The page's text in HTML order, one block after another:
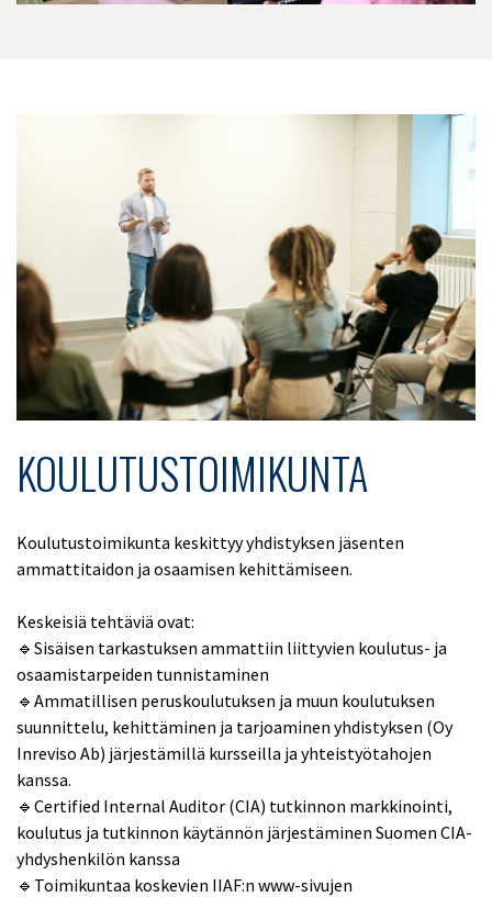
KOULUTUSTOIMIKUNTA
Koulutustoimikunta keskittyy yhdistyksen jäsenten
ammattitaidon ja osaamisen kehittämiseen.
Keskeisiä tehtäviä ovat:
🔹Sisäisen tarkastuksen ammattiin liittyvien koulutus- ja
osaamistarpeiden tunnistaminen
🔹Ammatillisen peruskoulutuksen ja muun koulutuksen
suunnittelu, kehittäminen ja tarjoaminen yhdistyksen (Oy
Inreviso Ab) järjestämillä kursseilla ja yhteistyötahojen
kanssa.
🔹Certified Internal Auditor (CIA) tutkinnon markkinointi,
koulutus ja tutkinnon käytännön järjestäminen Suomen CIA-
yhdyshenkilön kanssa
🔹Toimikuntaa koskevien IIAF:n www-sivujen